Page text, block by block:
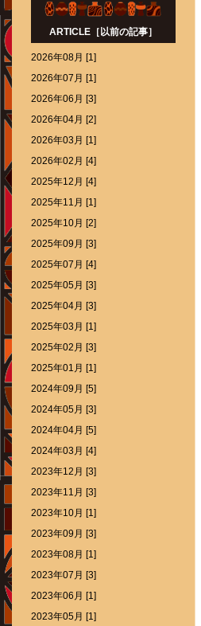
ARTICLE［以前の記事］
2026年08月 [1]
2026年07月 [1]
2026年06月 [3]
2026年04月 [2]
2026年03月 [1]
2026年02月 [4]
2025年12月 [4]
2025年11月 [1]
2025年10月 [2]
2025年09月 [3]
2025年07月 [4]
2025年05月 [3]
2025年04月 [3]
2025年03月 [1]
2025年02月 [3]
2025年01月 [1]
2024年09月 [5]
2024年05月 [3]
2024年04月 [5]
2024年03月 [4]
2023年12月 [3]
2023年11月 [3]
2023年10月 [1]
2023年09月 [3]
2023年08月 [1]
2023年07月 [3]
2023年06月 [1]
2023年05月 [1]